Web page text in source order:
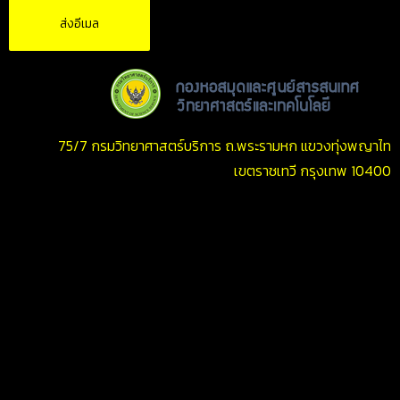
ส่งอีเมล
75/7 กรมวิทยาศาสตร์บริการ ถ.พระรามหก แขวงทุ่งพญาไท
เขตราชเทวี กรุงเทพ 10400